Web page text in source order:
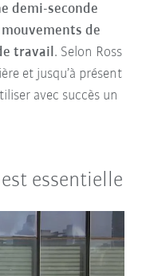
demi-seconde
de
travail. Selon Ross
et jusqu’à présent
avec succès un
essentielle